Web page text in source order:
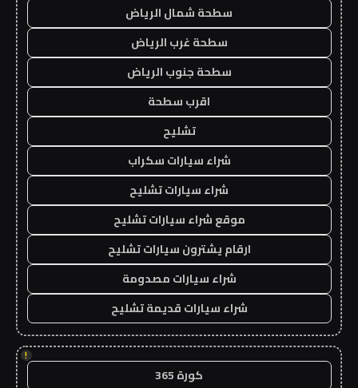
سطحة شمال الرياض
سطحة غرب الرياض
سطحة جنوب الرياض
اقرب سطحة
تشليح
شراء سيارات سكراب
شراء سيارات تشليح
موقع شراء سيارات تشليح
ارقام يشترون سيارات تشليح
شراء سيارات مصدومة
شراء سيارات قديمة تشليح
!
كورة 365